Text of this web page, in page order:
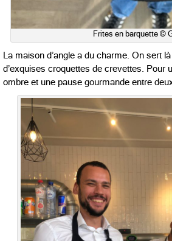
Frites en barquette ©
La maison d’angle a du charme. On sert
d’exquises croquettes de crevettes. Pour
ombre et une pause gourmande entre